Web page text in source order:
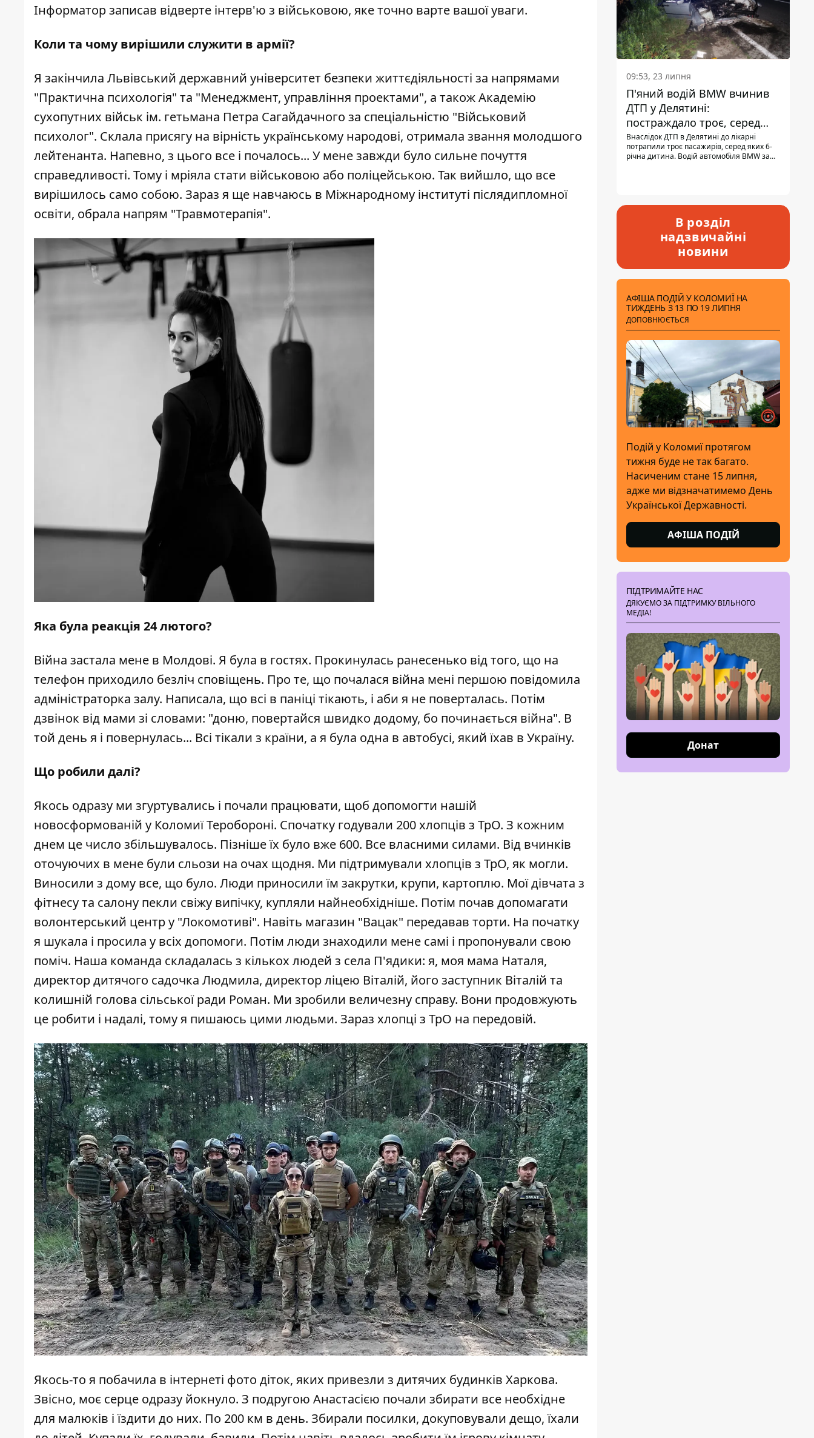
Інформаторзаписав відверте інтерв'ю з військовою, яке точно варте вашої уваги.
Коли та чому вирішили служити в армії?
Я закінчила Львівський державний університет безпеки життєдіяльності за напрямами
"Практична психологія" та "Менеджмент, управління проектами", а також Академію
сухопутних військ ім. гетьмана Петра Сагайдачного за спеціальністю "Військовий
психолог". Склала присягу на вірність українському народові, отримала звання молодшого
лейтенанта. Напевно, з цього все і почалось... У мене завжди було сильне почуття
справедливості. Тому і мріяла стати військовою або поліцейською. Так вийшло, що все
вирішилось само собою. Зараз я ще навчаюсь в Міжнародному інституті післядипломної
освіти, обрала напрям "Травмотерапія".
Яка була реакція 24 лютого?
Війна застала мене в Молдові. Я була в гостях. Прокинулась ранесенько від того, що на
телефон приходило безліч сповіщень. Про те, що почалася війна мені першою повідомила
адміністраторка залу. Написала, що всі в паніці тікають, і аби я не поверталась. Потім
дзвінок від мами зі словами: "доню, повертайся швидко додому, бо починається війна". В
той день я і повернулась... Всі тікали з країни, а я була одна в автобусі, який їхав в Україну.
Що робили далі?
Якось одразу ми згуртувались і почали працювати, щоб допомогти нашій
новосформованій у Коломиї Теробороні. Спочатку годували 200 хлопців з ТрО. З кожним
днем це число збільшувалось. Пізніше їх було вже 600. Все власними силами. Від вчинків
оточуючих в мене були сльози на очах щодня. Ми підтримували хлопців з ТрО, як могли.
Виносили з дому все, що було. Люди приносили їм закрутки, крупи, картоплю. Мої дівчата з
фітнесу та салону пекли свіжу випічку, купляли найнеобхідніше. Потім почав допомагати
волонтерський центр у "Локомотиві". Навіть магазин "Вацак" передавав торти. На початку
я шукала і просила у всіх допомоги. Потім люди знаходили мене самі і пропонували свою
поміч. Наша команда складалась з кількох людей з села П'ядики: я, моя мама Наталя,
директор дитячого садочка Людмила, директор ліцею Віталій, його заступник Віталій та
колишній голова сільської ради Роман. Ми зробили величезну справу. Вони продовжують
це робити і надалі, тому я пишаюсь цими людьми. Зараз хлопці з ТрО на передовій.
Якось-то я побачила в інтернеті фото діток, яких привезли з дитячих будинків Харкова.
Звісно, моє серце одразу йокнуло. З подругою Анастасією почали збирати все необхідне
для малюків і їздити до них. По 200 км в день. Збирали посилки, докуповували дещо, їхали
09:53, 23 липня
П'яний водій BMW вчинив
ДТП у Делятині:
постраждало троє, серед
них - дитина
Внаслідок ДТП в Делятині до лікарні
потрапили троє пасажирів, серед яких 6-
річна дитина. Водій автомобіля BMW за
В розділ
надзвичайні
новини
АФІША ПОДІЙ У КОЛОМИЇ НА
ТИЖДЕНЬ З 13 ПО 19 ЛИПНЯ
ДОПОВНЮЄТЬСЯ
Подій у Коломиї протягом
тижня буде не так багато.
Насиченим стане 15 липня,
адже ми відзначатимемо День
Української Державності.
АФІША ПОДІЙ
ПІДТРИМАЙТЕ НАС
ДЯКУЄМО ЗА ПІДТРИМКУ ВІЛЬНОГО
МЕДІА!
Донат